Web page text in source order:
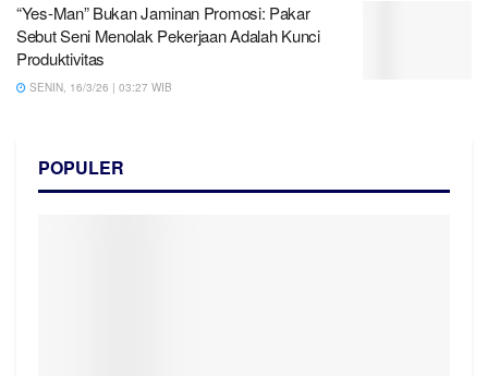
“Yes-Man” Bukan Jaminan Promosi: Pakar
Sebut Seni Menolak Pekerjaan Adalah Kunci
Produktivitas
SENIN, 16/3/26 | 03:27 WIB
POPULER